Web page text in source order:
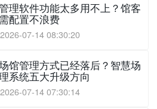
理软件功能太多用不上？馆客
配置不浪费
07-14 08:30:20
馆管理方式已经落后？智慧场
系统五大升级方向
07-14 07:30:14